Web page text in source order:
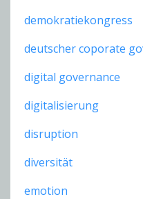
demokratiekongress
deutscher coporate
digital governance
digitalisierung
disruption
diversität
emotion